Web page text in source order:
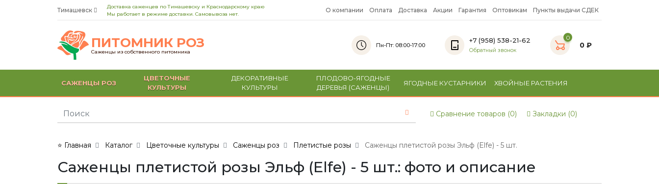
Тимашевск
Доставка саженцев по Тимашевску и Краснодарскому краю
Мы работает в режиме доставки. Самовывоза нет.
О компании Оплата Доставка Акции Гарантия Оптовикам Пункты выдачи СДЕК
ПИТОМНИК РОЗ
Саженцы из собственного питомника
Пн-Пт: 08:00-17:00
+7 (958) 538-21-62
Обратный звонок
0
0 ₽
САЖЕНЦЫ РОЗ
ЦВЕТОЧНЫЕ
КУЛЬТУРЫ
ДЕКОРАТИВНЫЕ
КУЛЬТУРЫ
ПЛОДОВО-ЯГОДНЫЕ
ДЕРЕВЬЯ (САЖЕНЦЫ)
ЯГОДНЫЕ КУСТАРНИКИ ХВОЙНЫЕ РАСТЕНИЯ
Сравнение товаров (0) Закладки (0)
⭐ Главная Каталог Цветочные культуры Саженцы роз Плетистые розы Саженцы плетистой розы Эльф (Elfe) - 5 шт.
Саженцы плетистой розы Эльф (Elfe) - 5 шт.: фото и описание